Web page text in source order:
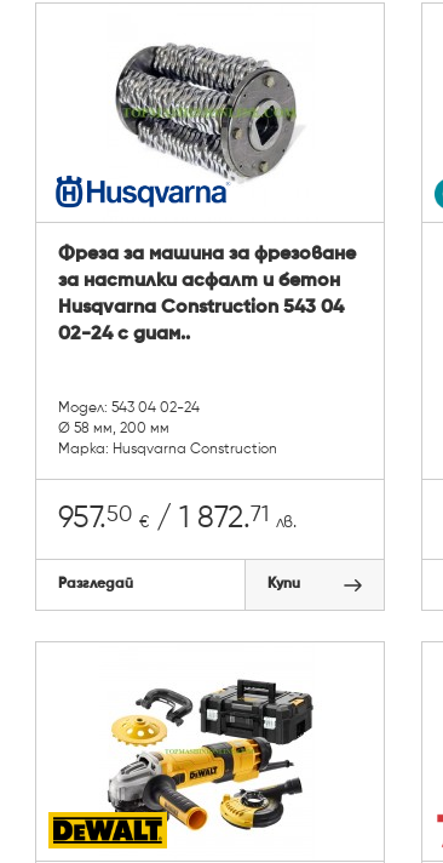
Фреза за машина за фрезоване
за настилки асфалт и бетон
Husqvarna Construction 543 04
02-24 с диам..
Модел: 543 04 02-24
Ø 58 мм, 200 мм
Марка: Husqvarna Construction
957.50 €/ 1 872.71 лв.
Разгледай Купи